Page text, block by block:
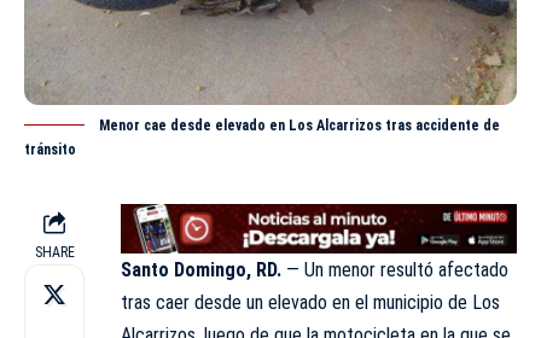
Menor cae desde elevado en Los Alcarrizos tras accidente de
tránsito
SHARE
Santo Domingo, RD. — Un menor resultó afectado
tras caer desde un elevado en el municipio de Los